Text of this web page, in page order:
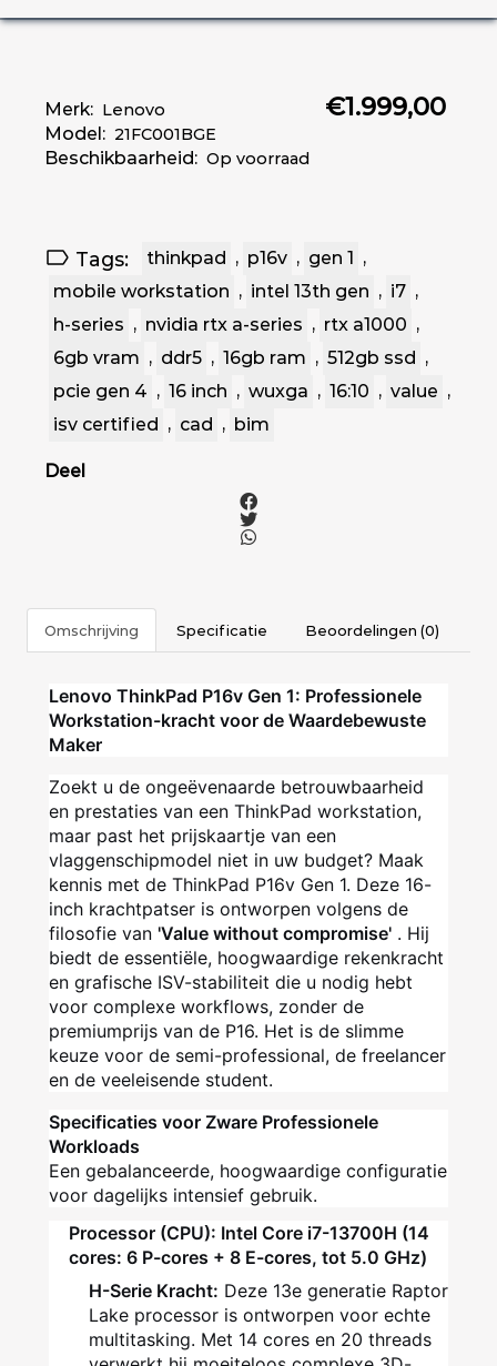
Merk: Lenovo
Model: 21FC001BGE
Beschikbaarheid: Op voorraad
€1.999,00
Tags: thinkpad , p16v , gen 1
,
mobile workstation , intel 13th gen , i7 ,
h-series , nvidia rtx a-series , rtx a1000 ,
6gb vram , ddr5 , 16gb ram , 512gb ssd ,
pcie gen 4 , 16 inch , wuxga , 16:10 , value ,
isv certified , cad , bim
Deel
Omschrijving Specificatie Beoordelingen (0)
Lenovo ThinkPad P16v Gen 1: Professionele
Workstation-kracht voor de Waardebewuste
Maker
Zoekt u de ongeëvenaarde betrouwbaarheid
en prestaties van een ThinkPad workstation,
maar past het prijskaartje van een
vlaggenschipmodel niet in uw budget? Maak
kennis met de ThinkPad P16v Gen 1. Deze 16-
inch krachtpatser is ontworpen volgens de
filosofie van 'Value without compromise' . Hij
biedt de essentiële, hoogwaardige rekenkracht
en grafische ISV-stabiliteit die u nodig hebt
voor complexe workflows, zonder de
premiumprijs van de P16. Het is de slimme
keuze voor de semi-professional, de freelancer
en de veeleisende student.
Specificaties voor Zware Professionele
Workloads
Een gebalanceerde, hoogwaardige configuratie
voor dagelijks intensief gebruik.
Processor (CPU): Intel Core i7-13700H (14
cores: 6 P-cores + 8 E-cores, tot 5.0 GHz)
H-Serie Kracht: Deze 13e generatie Raptor
Lake processor is ontworpen voor echte
multitasking. Met 14 cores en 20 threads